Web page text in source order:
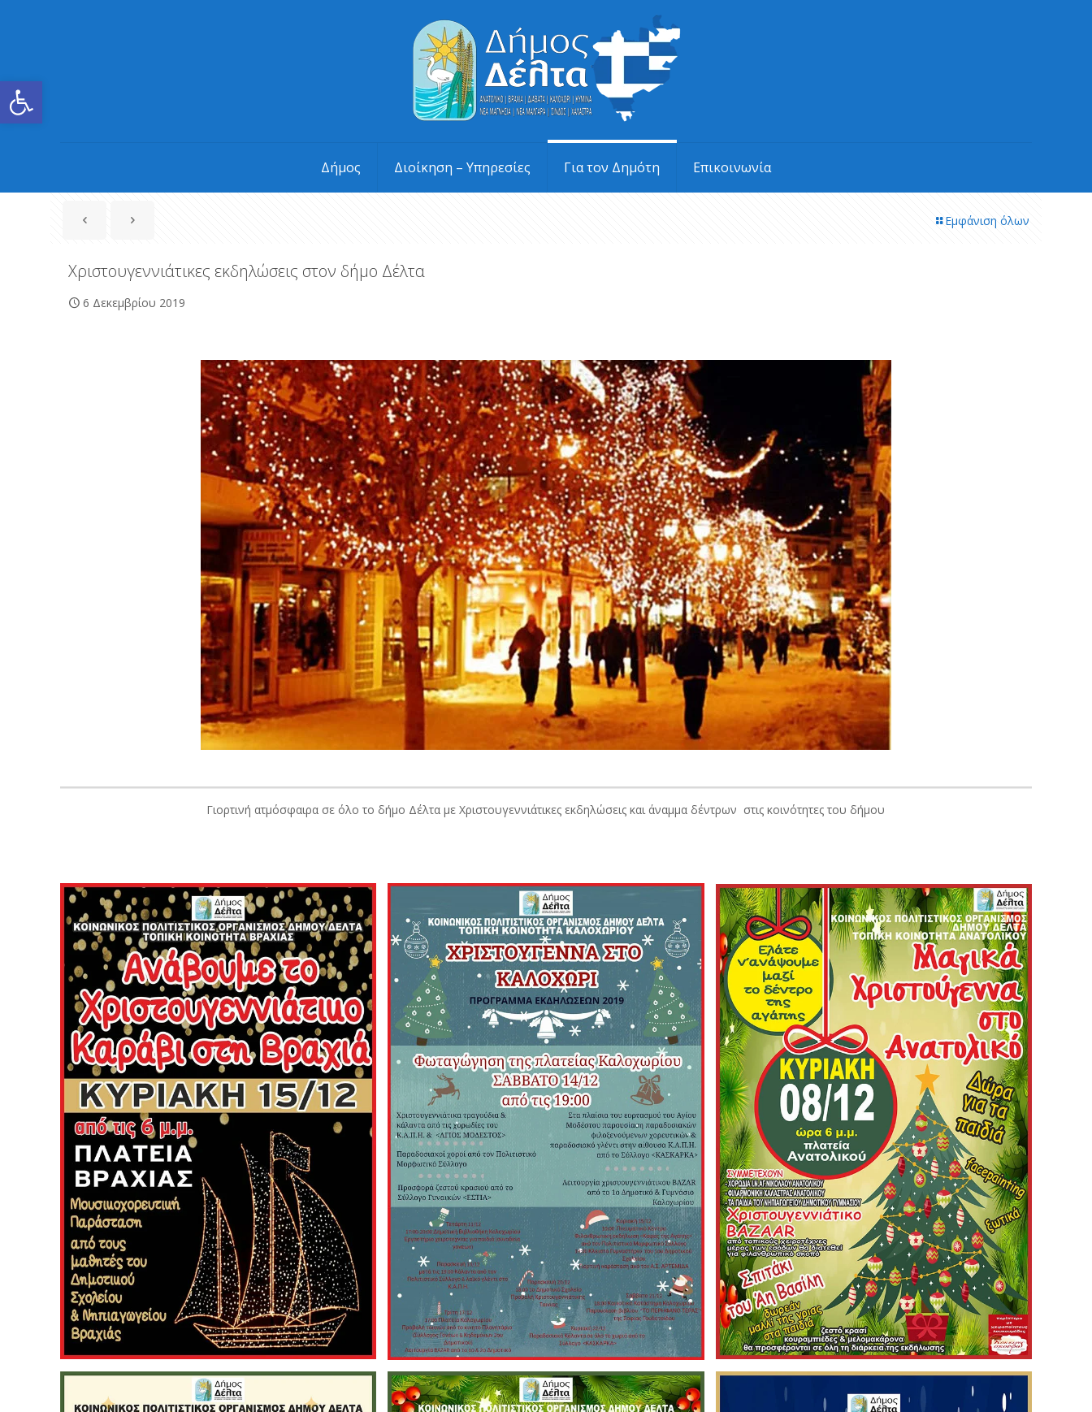
Ανοίξτε τη γραμμή εργαλείων
Δήμος Διοίκηση – Υπηρεσίες Για τον Δημότη Επικοινωνία
Εμφάνιση όλων
Χριστουγεννιάτικες εκδηλώσεις στον δήμο Δέλτα
6 Δεκεμβρίου 2019
Γιορτινή ατμόσφαιρα σε όλο το δήμο Δέλτα με Χριστουγεννιάτικες εκδηλώσεις και άναμμα δέντρων στις κοινότητες του δήμου